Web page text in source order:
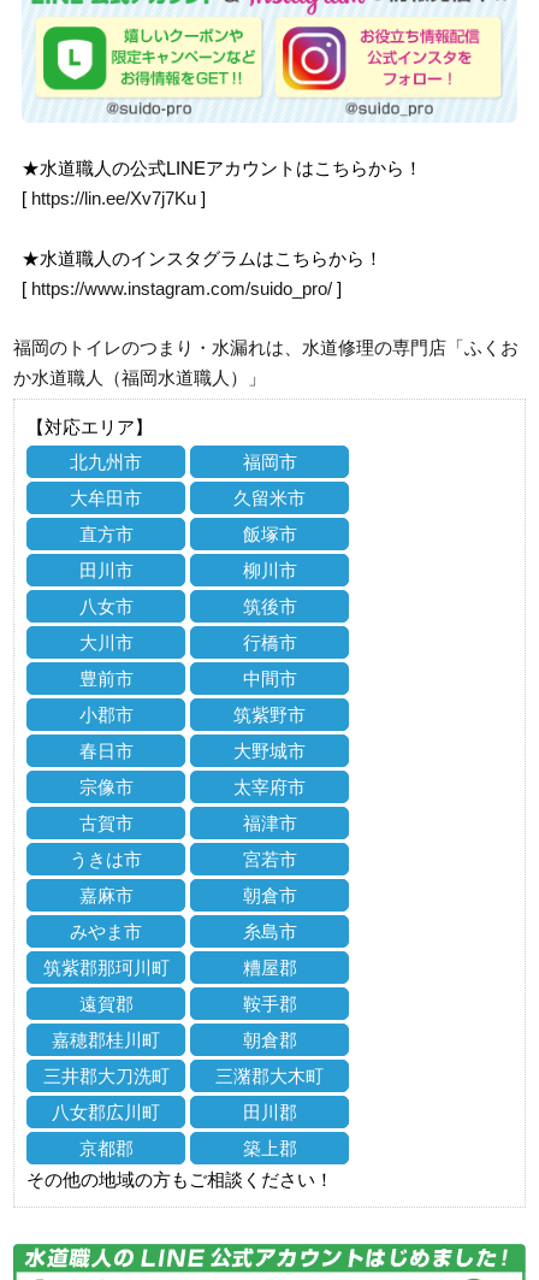
★水道職人の公式LINEアカウントはこちらから！
[ https://lin.ee/Xv7j7Ku ]
★水道職人のインスタグラムはこちらから！
[ https://www.instagram.com/suido_pro/ ]
福岡のトイレのつまり・水漏れは、水道修理の専門店「ふくお
か水道職人（福岡水道職人）」
【対応エリア】
北九州市
福岡市
大牟田市
久留米市
直方市
飯塚市
田川市
柳川市
八女市
筑後市
大川市
行橋市
豊前市
中間市
小郡市
筑紫野市
春日市
大野城市
宗像市
太宰府市
古賀市
福津市
うきは市
宮若市
嘉麻市
朝倉市
みやま市
糸島市
筑紫郡那珂川町
糟屋郡
遠賀郡
鞍手郡
嘉穂郡桂川町
朝倉郡
三井郡大刀洗町
三潴郡大木町
八女郡広川町
田川郡
京都郡
築上郡
その他の地域の方もご相談ください！